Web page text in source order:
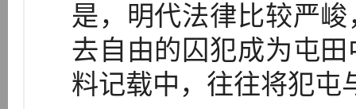
是，明代法律比较严
去自由的囚犯成为屯
料记载中，往往将犯屯